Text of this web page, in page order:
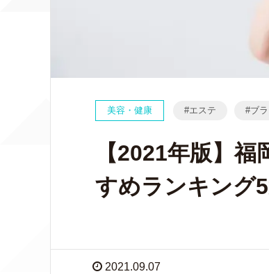
美容・健康 エステ ブ
【2021年版】
すめランキング
2021.09.07